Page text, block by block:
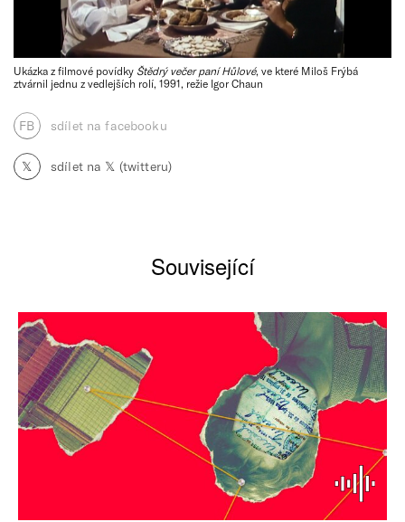
Ukázka z filmové povídky Štědrý večer paní Hůlové, ve které Miloš Frýbá
ztvárnil jednu z vedlejších rolí, 1991, režie Igor Chaun
FB sdílet na facebooku
𝕏 sdílet na 𝕏 (twitteru)
Související